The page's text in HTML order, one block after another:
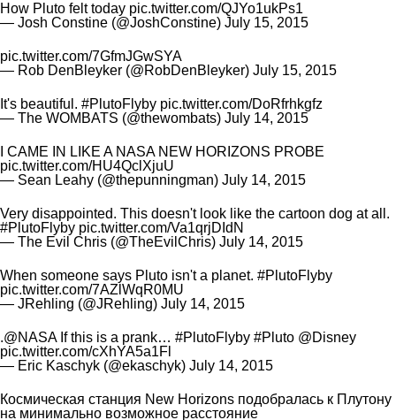
How Pluto felt today pic.twitter.com/QJYo1ukPs1
— Josh Constine (@JoshConstine) July 15, 2015
pic.twitter.com/7GfmJGwSYA
— Rob DenBleyker (@RobDenBleyker) July 15, 2015
It's beautiful. #PlutoFlyby pic.twitter.com/DoRfrhkgfz
— The WOMBATS (@thewombats) July 14, 2015
I CAME IN LIKE A NASA NEW HORIZONS PROBE
pic.twitter.com/HU4QclXjuU
— Sean Leahy (@thepunningman) July 14, 2015
Very disappointed. This doesn't look like the cartoon dog at all.
#PlutoFlyby pic.twitter.com/Va1qrjDIdN
— The Evil Chris (@TheEvilChris) July 14, 2015
When someone says Pluto isn't a planet. #PlutoFlyby
pic.twitter.com/7AZlWqR0MU
— JRehling (@JRehling) July 14, 2015
.@NASAIf this is a prank… #PlutoFlyby #Pluto @Disney
pic.twitter.com/cXhYA5a1Fl
— Eric Kaschyk (@ekaschyk) July 14, 2015
Космическая станция New Horizons подобралась к Плутону
на минимально возможное расстояние